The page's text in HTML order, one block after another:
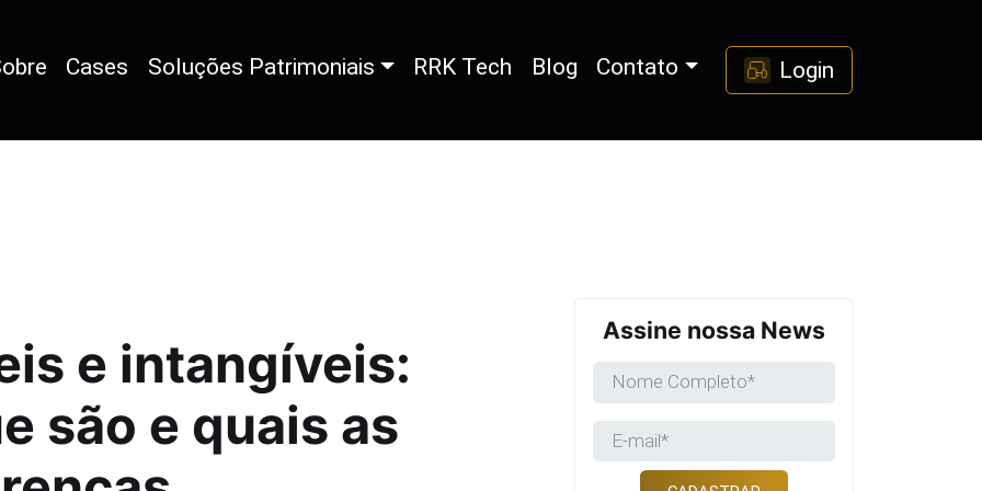
Cases Soluções Patrimoniais RRK Tech Blog Contato Login
e intangíveis:
são e quais as
Assine nossa News